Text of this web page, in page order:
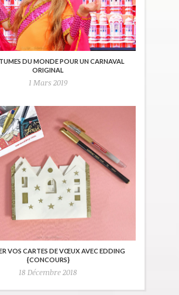
DU MONDE POUR UN CARNAVAL
ORIGINAL
1 Mars 2019
VOS CARTES DE VŒUX AVEC EDDING
{CONCOURS}
18 Décembre 2018